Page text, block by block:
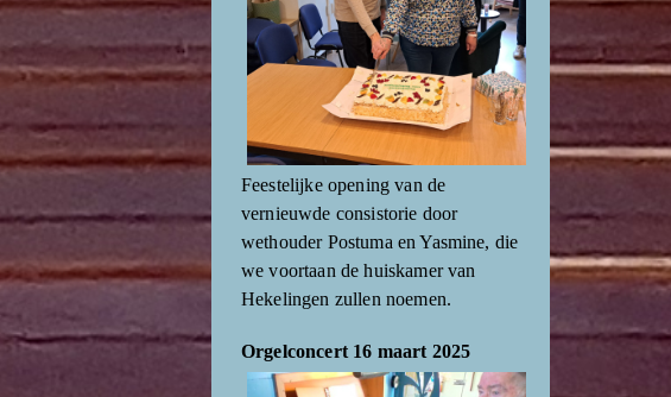
Feestelijke opening van de
vernieuwde consistorie door
wethouder Postuma en Yasmine, die
we voortaan de huiskamer van
Hekelingen zullen noemen.
Orgelconcert 16 maart 2025